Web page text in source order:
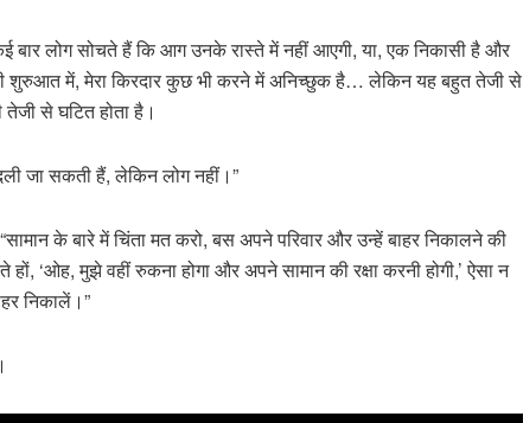
लोग सोचते हैं कि आग उनके रास्ते में नहीं आएगी, या, एक निकासी है और
शुरुआत में, मेरा किरदार कुछ भी करने में अनिच्छुक है… लेकिन यह बहुत तेजी से
से घटित होता है।
जा सकती हैं, लेकिन लोग नहीं।”
के बारे में चिंता मत करो, बस अपने परिवार और उन्हें बाहर निकालने की
‘ओह, मुझे वहीं रुकना होगा और अपने सामान की रक्षा करनी होगी,’ ऐसा न
निकालें।”